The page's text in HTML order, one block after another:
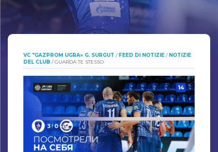
VC "GAZPROM UGRA» G. SURGUT / FEED DI NOTIZIE / NOTIZIE
DEL CLUB /GUARDA TE STESSO